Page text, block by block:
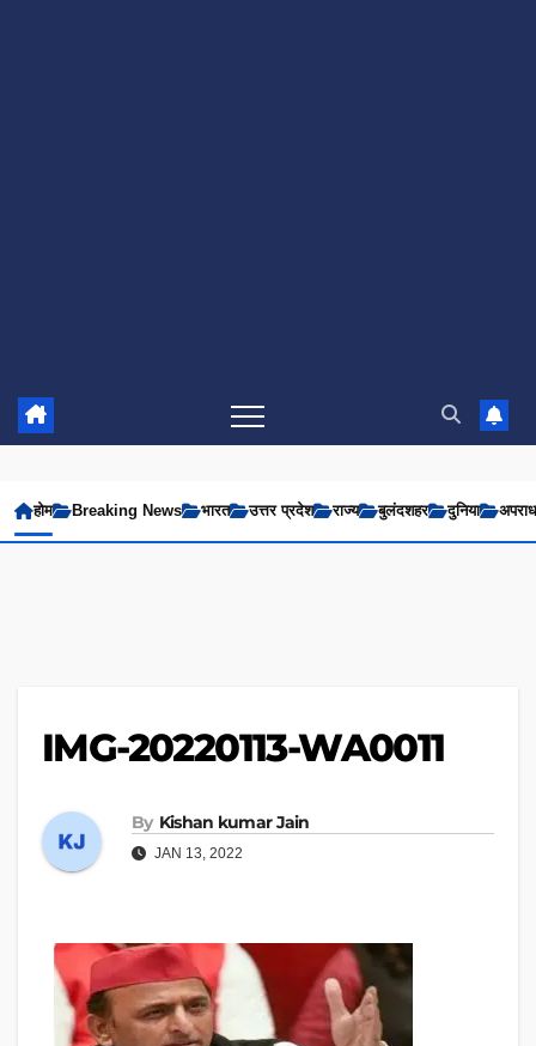
होम Breaking News भारत उत्तर प्रदेश राज्य बुलंदशहर दुनिया अपराध
IMG-20220113-WA0011
By Kishan kumar Jain
JAN 13, 2022